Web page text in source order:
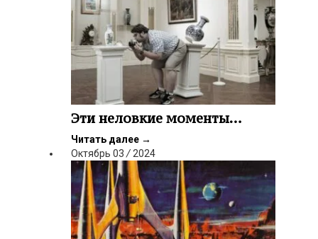
Эти неловкие моменты…
Читать далее →
Октябрь 03 / 2024